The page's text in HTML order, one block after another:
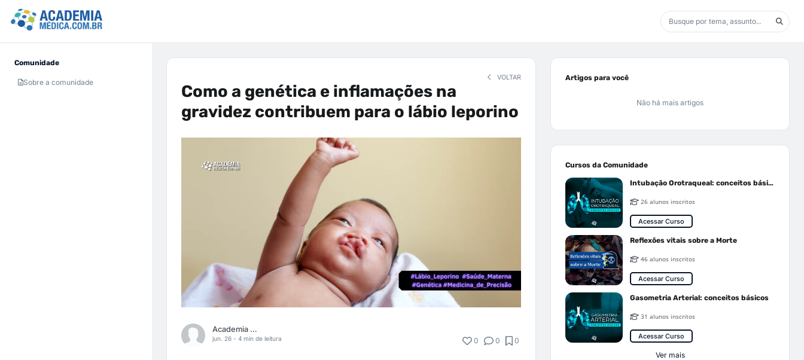
Comunidade
Sobre a comunidade
VOLTAR
Como a genética e inflamações na
gravidez contribuem para o lábio leporino
Academia Médica
jun. 26 - 4 min de leitura 0 0 0
Artigos para você
Não há mais artigos
Cursos da Comunidade
Intubação Orotraqueal: conceitos básicos
26 alunos inscritos
Acessar Curso
Reflexões vitais sobre a Morte
46 alunos inscritos
Acessar Curso
Gasometria Arterial: conceitos básicos
31 alunos inscritos
Acessar Curso
Ver mais